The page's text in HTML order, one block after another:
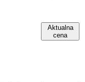
Aktualna
cena